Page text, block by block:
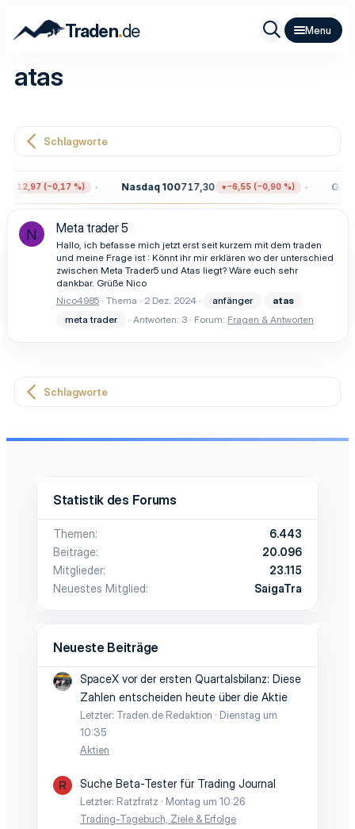
Traden.de
atas
Schlagworte
−12,97 (−0,17 %) Nasdaq 100717,30 −6,55 (−0,90 %) Gold
N Meta trader 5
Hallo, ich befasse mich jetzt erst seit kurzem mit dem traden
und meine Frage ist : Könnt ihr mir erklären wo der unterschied
zwischen Meta Trader5 und Atas liegt? Wäre euch sehr
dankbar. Grüße Nico
Nico4985 Thema 2 Dez. 2024 anfänger
atas
meta trader
Antworten: 3 Forum: Fragen & Antworten
Schlagworte
Statistik des Forums
Themen
6.443
Beiträge
20.096
Mitglieder
23.115
Neuestes Mitglied
SaigaTra
Neueste Beiträge
SpaceX vor der ersten Quartalsbilanz: Diese
Zahlen entscheiden heute über die Aktie
Letzter: Traden.de Redaktion
Dienstag um
10:35
Aktien
R Suche Beta-Tester für Trading Journal
Letzter: Ratzfratz
Montag um 10:26
Trading-Tagebuch, Ziele & Erfolge